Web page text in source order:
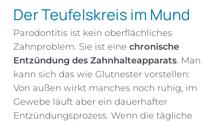
Der Teufelskreis im Mund
Parodontitis ist kein oberflächliches
Zahnproblem. Sie ist eine chronische
Entzündung des Zahnhalteapparats. Man
kann sich das wie Glutnester vorstellen:
Von außen wirkt manches noch ruhig, im
Gewebe läuft aber ein dauerhafter
Entzündungsprozess. Wenn die tägliche